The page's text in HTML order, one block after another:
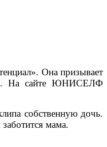
Она призывает
На сайте ЮНИСЕЛФ
собственную дочь.
мама.